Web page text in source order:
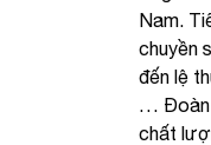
Nam.
chuyền
đến lệ
… Đoàn
chất